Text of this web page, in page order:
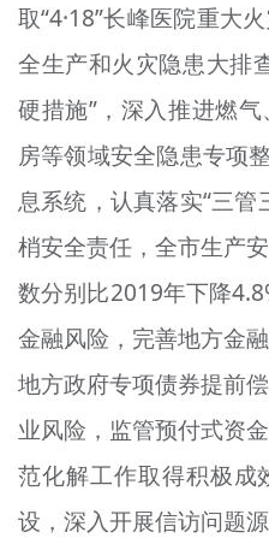
取“4·18”长峰医院重大
全生产和火灾隐患大排
硬措施”，深入推进燃
房等领域安全隐患专项
息系统，认真落实“三管
梢安全责任，全市生产
数分别比2019年下降
金融风险，完善地方金
地方政府专项债券提前
业风险，监管预付式资
范化解工作取得积极成
设，深入开展信访问题